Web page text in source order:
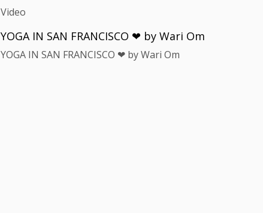
Video
YOGA IN SAN FRANCISCO ❤ by Wari Om
YOGA IN SAN FRANCISCO ❤ by Wari Om